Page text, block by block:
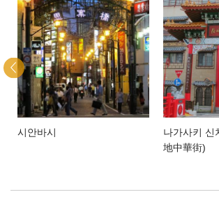
시안바시
나가사키 신
地中華街)